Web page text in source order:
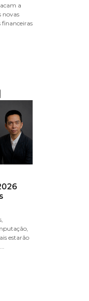
a
novas
financeiras
estarão